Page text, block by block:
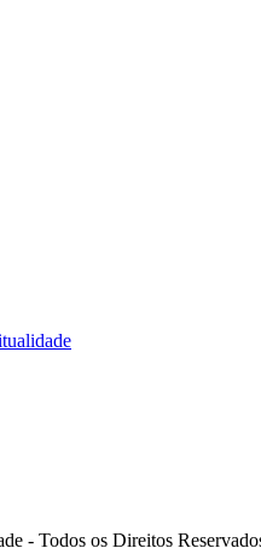
- Todos os Direitos